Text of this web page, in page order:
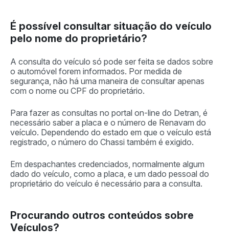
É possível consultar situação do veículo
pelo nome do proprietário?
A consulta do veículo só pode ser feita se dados sobre
o automóvel forem informados. Por medida de
segurança, não há uma maneira de consultar apenas
com o nome ou CPF do proprietário.
Para fazer as consultas no portal on-line do Detran, é
necessário saber a placa e o número de Renavam do
veículo. Dependendo do estado em que o veículo está
registrado, o número do Chassi também é exigido.
Em despachantes credenciados, normalmente algum
dado do veículo, como a placa, e um dado pessoal do
proprietário do veículo é necessário para a consulta.
Procurando outros conteúdos sobre
Veículos?